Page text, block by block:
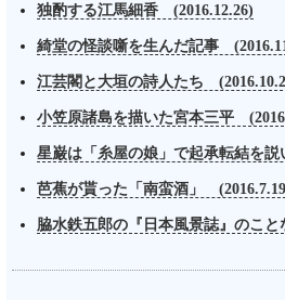
独酌する江馬細香 (2016.12.26)
綺堂の怪談噺を生んだ記事
江芸閣と大垣の詩人たち
小笠原諸島を描いた宮本三平
星巌は「糸屋の娘」で起承転結を
芭蕉が貰った「南蛮酒」
脇水鉄五郎の『日本風景誌』のこ